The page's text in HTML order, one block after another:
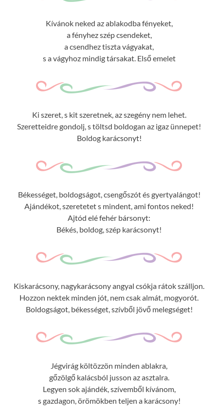
Kívánok neked az ablakodba fényeket,
a fényhez szép csendeket,
a csendhez tiszta vágyakat,
s a vágyhoz mindig társakat. Első emelet
Ki szeret, s kit szeretnek, az szegény nem lehet.
Szeretteidre gondolj, s töltsd boldogan az igaz ünnepet!
Boldog karácsonyt!
Békességet, boldogságot, csengőszót és gyertyalángot!
Ajándékot, szeretetet s mindent, ami fontos neked!
Ajtód elé fehér bársonyt:
Békés, boldog, szép karácsonyt!
Kiskarácsony, nagykarácsony angyal csókja rátok szálljon.
Hozzon nektek minden jót, nem csak almát, mogyorót.
Boldogságot, békességet, szívből jövő melegséget!
Jégvirág költözzön minden ablakra,
gőzölgő kalácsból jusson az asztalra.
Legyen sok ajándék, szívemből kívánom,
s gazdagon, örömökben teljen a karácsony!